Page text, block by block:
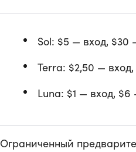
Sol: $5 — вход, $30
Terra: $2,50 —
Luna: $1 — вход,
Ограниченный